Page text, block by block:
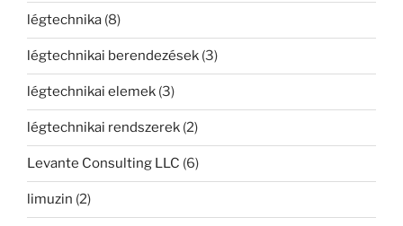
légtechnika (8)
légtechnikai berendezések (3)
légtechnikai elemek (3)
légtechnikai rendszerek (2)
Levante Consulting LLC (6)
limuzin (2)